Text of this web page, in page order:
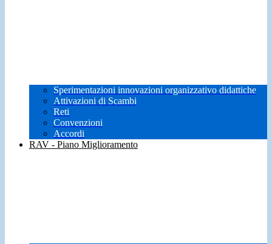
Sperimentazioni innovazioni organizzativo didattiche
Attivazioni di Scambi
Reti
Convenzioni
Accordi
RAV - Piano Miglioramento